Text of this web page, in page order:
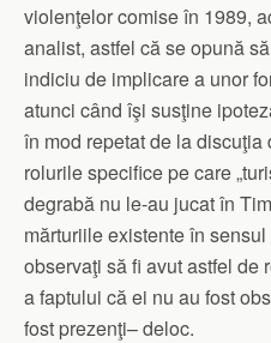
violenţelor comise în 1989,
analist, astfel că se opună
indiciu de implicare a unor
atunci când îşi susţine
în mod repetat de la discuţia
rolurile specifice pe care
degrabă nu le-au jucat în
mărturiile existente în
observaţi să fi avut astfel de
a faptului că ei nu au fost
fost prezenţi– deloc.